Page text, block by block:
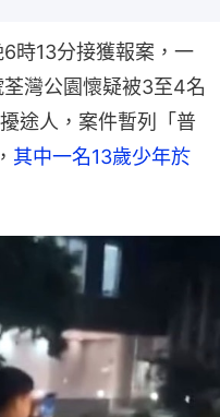
時13分接獲報案，一
灣公園懷疑被3至4名
途人，案件暫列「普
其中一名13歲少年於